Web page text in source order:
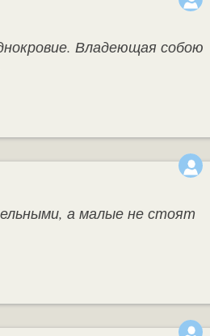
Владеющая собою
а малые не стоят